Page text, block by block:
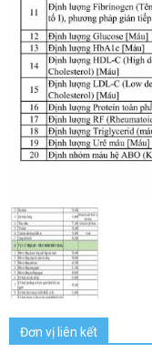
Đơn vị liên kết